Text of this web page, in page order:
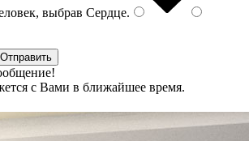
выбрав Сердце.
с Вами в ближайшее время.